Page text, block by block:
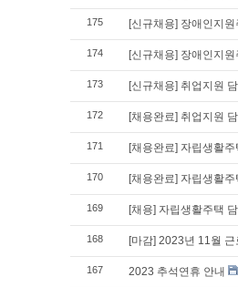
175 [신규채용] 장애인지
174 [신규채용] 장애인지
173 [신규채용] 취업지원
172 [채용완료] 취업지원
171 [채용완료] 자립생활
170 [채용완료] 자립생활
169 [채용] 자립생활주택
168 [마감] 2023년 11월
167 2023 추석연휴 안내